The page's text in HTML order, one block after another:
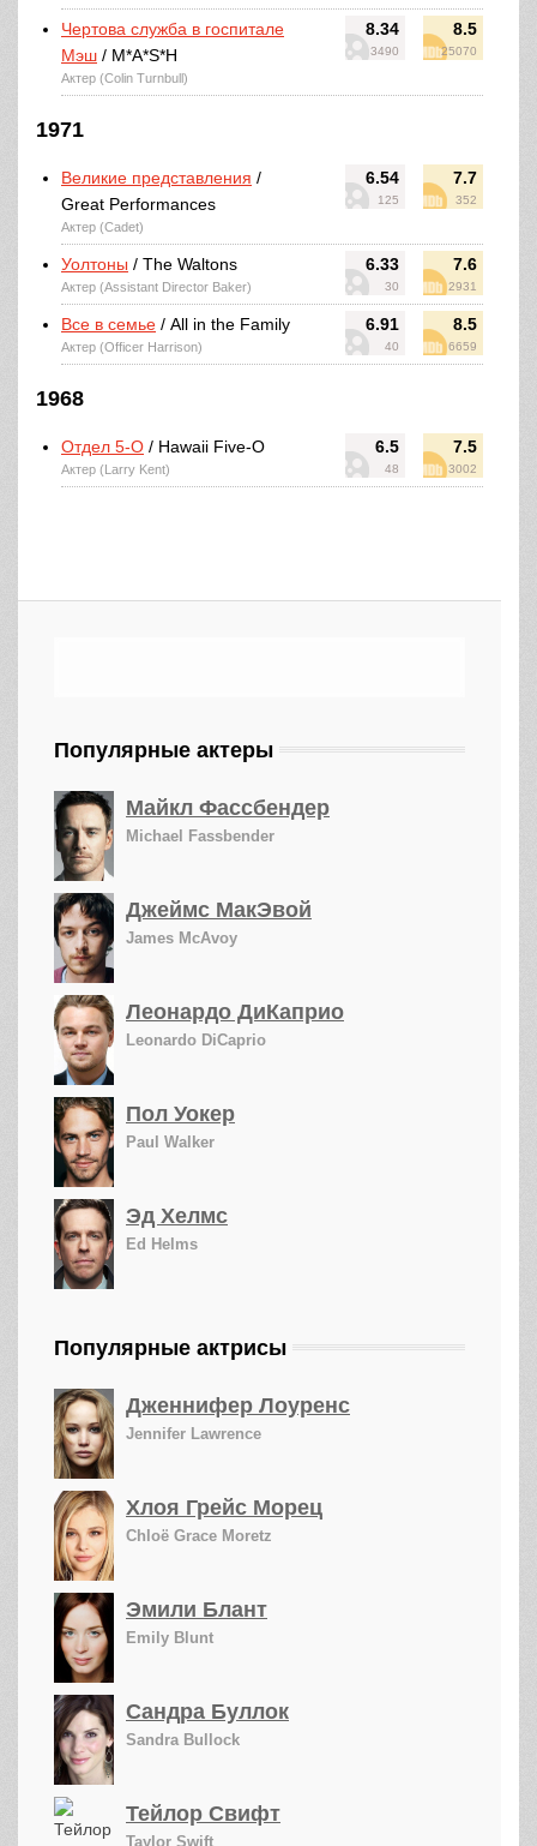
8.34
3490
8.5
25070
Чертова служба в госпитале
Мэш / M*A*S*H
Актер (Colin Turnbull)
1971
6.54
125
7.7
352
Великие представления /
Great Performances
Актер (Cadet)
6.33
30
7.6
2931
Уолтоны / The Waltons
Актер (Assistant Director Baker)
6.91
40
8.5
6659
Все в семье / All in the Family
Актер (Officer Harrison)
1968
6.5
48
7.5
3002
Отдел 5-O / Hawaii Five-O
Актер (Larry Kent)
Популярные актеры
Майкл Фассбендер
Michael Fassbender
Джеймс МакЭвой
James McAvoy
Леонардо ДиКаприо
Leonardo DiCaprio
Пол Уокер
Paul Walker
Эд Хелмс
Ed Helms
Популярные актрисы
Дженнифер Лоуренс
Jennifer Lawrence
Хлоя Грейс Морец
Chloë Grace Moretz
Эмили Блант
Emily Blunt
Сандра Буллок
Sandra Bullock
Тейлор Свифт
Taylor Swift